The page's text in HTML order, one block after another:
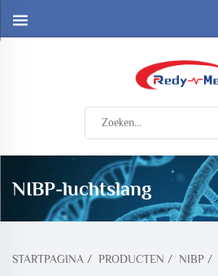
NIBP-luchtslang
STARTPAGINA / PRODUCTEN / NIBP /